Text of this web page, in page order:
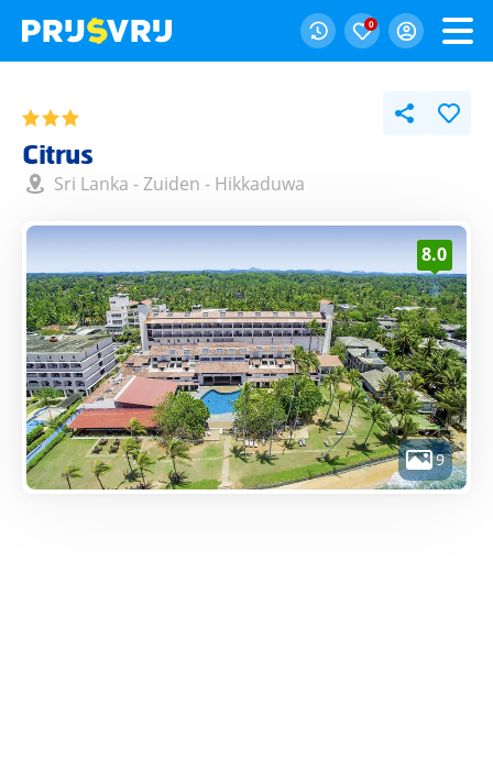
0
Citrus
Sri Lanka -Zuiden - Hikkaduwa
9
8.0